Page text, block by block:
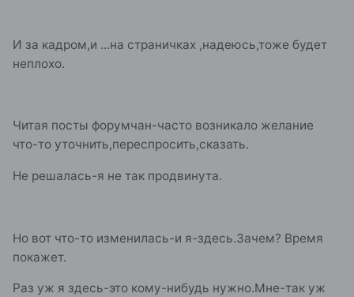
И за кадром,и ...на страничках ,надеюсь,тоже будет
неплохо.
Читая посты форумчан-часто возникало желание
что-то уточнить,переспросить,сказать.
Не решалась-я не так продвинута.
Но вот что-то изменилась-и я-здесь.Зачем? Время
покажет.
Раз уж я здесь-это кому-нибудь нужно.Мне-так уж